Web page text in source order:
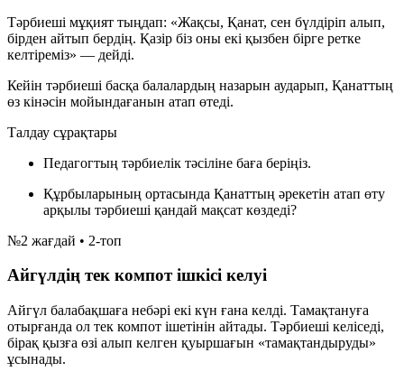
Тәрбиеші мұқият тыңдап: «Жақсы, Қанат, сен бүлдіріп алып,
бірден айтып бердің. Қазір біз оны екі қызбен бірге ретке
келтіреміз» — дейді.
Кейін тәрбиеші басқа балалардың назарын аударып, Қанаттың
өз кінәсін мойындағанын атап өтеді.
Талдау сұрақтары
Педагогтың тәрбиелік тәсіліне баға беріңіз.
Құрбыларының ортасында Қанаттың әрекетін атап өту
арқылы тәрбиеші қандай мақсат көздеді?
№2 жағдай • 2-топ
Айгүлдің тек компот ішкісі келуі
Айгүл балабақшаға небәрі екі күн ғана келді. Тамақтануға
отырғанда ол тек компот ішетінін айтады. Тәрбиеші келіседі,
бірақ қызға өзі алып келген қуыршағын «тамақтандыруды»
ұсынады.